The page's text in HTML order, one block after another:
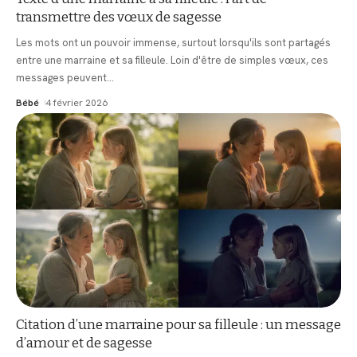
transmettre des vœux de sagesse
Les mots ont un pouvoir immense, surtout lorsqu'ils sont partagés
entre une marraine et sa filleule. Loin d'être de simples vœux, ces
messages peuvent…
Bébé 4 février 2026
Citation d’une marraine pour sa filleule : un message
d’amour et de sagesse